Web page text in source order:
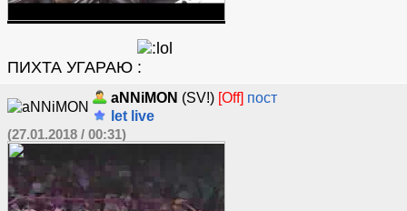
ПИХТА УГАРАЮ
aNNiMON (SV!) [Off] пост
let live
(27.01.2018 / 00:31)